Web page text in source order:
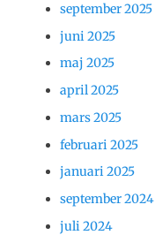
september 2025
juni 2025
maj 2025
april 2025
mars 2025
februari 2025
januari 2025
september 2024
juli 2024